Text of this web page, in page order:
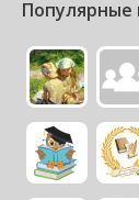
Популярные